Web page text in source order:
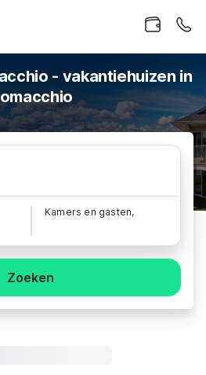
- vakantiehuizen in
Kamers en gasten,
Zoeken